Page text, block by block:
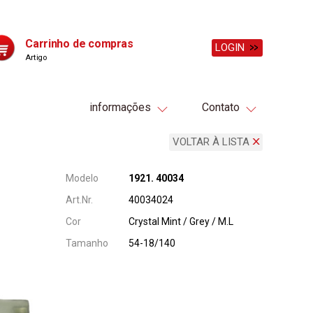
Carrinho de compras
Artigo
LOGIN
informações Contato
VOLTAR À LISTA
Modelo
1921. 40034
Art.Nr.
40034024
Cor
Crystal Mint / Grey / M.L
Tamanho
54-18/140